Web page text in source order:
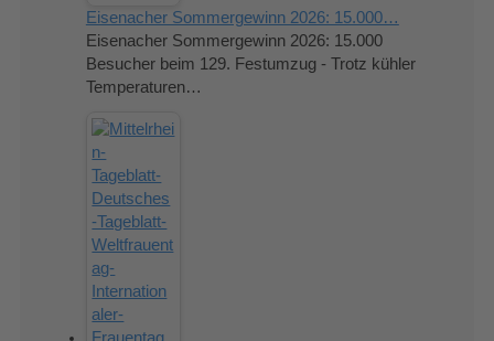
Eisenacher Sommergewinn 2026: 15.000…
Eisenacher Sommergewinn 2026: 15.000
Besucher beim 129. Festumzug - Trotz kühler
Temperaturen…